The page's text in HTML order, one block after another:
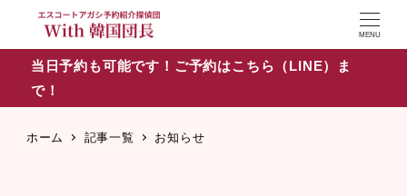
MENU
当日予約も可能です！ご予約はこちら（LINE）ま
で！
ホーム 記事一覧 お知らせ